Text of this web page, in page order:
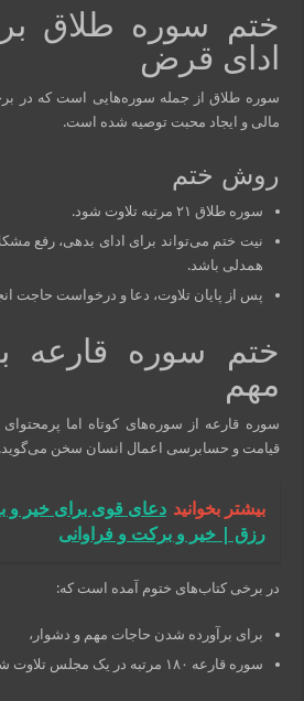
ختم سوره طلاق
ادای قرض
سوره طلاق از جمله سوره‌هایی است که در
مالی و ایجاد محبت توصیه شده است.
روش ختم
سوره طلاق ۲۱ مرتبه تلاوت شود.
نیت ختم می‌تواند برای ادای بدهی، رفع
همدلی باشد.
پس از پایان تلاوت، دعا و درخواست حاجت
ختم سوره قارعه
مهم
سوره قارعه از سوره‌های کوتاه اما
قیامت و حسابرسی اعمال انسان سخن می‌گوید.
بیشتر بخوانید دعای قوی برای خیر
رزق | خیر و برکت و فراوانی
در برخی کتاب‌های ختوم آمده است که:
برای برآورده شدن حاجات مهم و دشوار،
سوره قارعه ۱۸۰ مرتبه در یک مجلس تلاوت شود.